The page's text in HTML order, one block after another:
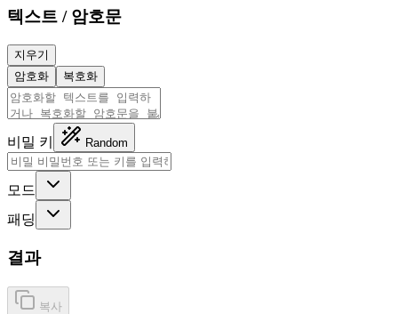
텍스트 / 암호문
지우기
암호화
복호화
비밀 키 Random
모드
패딩
결과
복사